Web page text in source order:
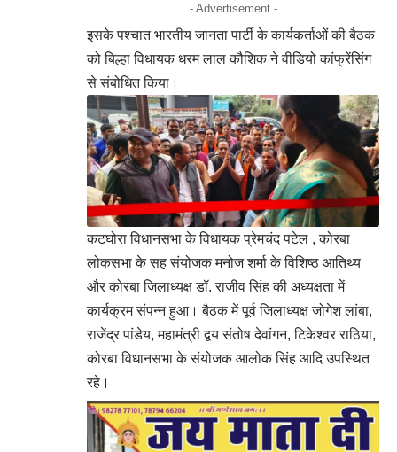
- Advertisement -
इसके पश्चात भारतीय जानता पार्टी के कार्यकर्ताओं की बैठक
को बिल्हा विधायक धरम लाल कौशिक ने वीडियो कांफ्रेंसिंग
से संबोधित किया।
कटघोरा विधानसभा के विधायक प्रेमचंद पटेल , कोरबा
लोकसभा के सह संयोजक मनोज शर्मा के विशिष्ठ आतिथ्य
और कोरबा जिलाध्यक्ष डॉ. राजीव सिंह की अध्यक्षता में
कार्यक्रम संपन्न हुआ। बैठक में पूर्व जिलाध्यक्ष जोगेश लांबा,
राजेंद्र पांडेय, महामंत्री द्वय संतोष देवांगन, टिकेश्वर राठिया,
कोरबा विधानसभा के संयोजक आलोक सिंह आदि उपस्थित
रहे।